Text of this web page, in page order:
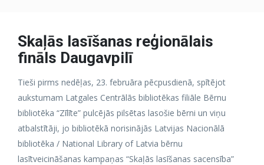
Skaļās lasīšanas reģionālais
fināls Daugavpilī
Tieši pirms nedēļas, 23. februāra pēcpusdienā, spītējot
aukstumam Latgales Centrālās bibliotēkas filiāle Bērnu
bibliotēka “Zīlīte” pulcējās pilsētas lasošie bērni un viņu
atbalstītāji, jo bibliotēkā norisinājās Latvijas Nacionālā
bibliotēka / National Library of Latvia bērnu
lasītveicināšanas kampaņas “Skaļās lasīšanas sacensība”